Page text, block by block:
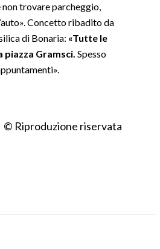
non trovare parcheggio,
Concetto ribadito da
di Bonaria: «Tutte le
Gramsci. Spesso
© Riproduzione riservata